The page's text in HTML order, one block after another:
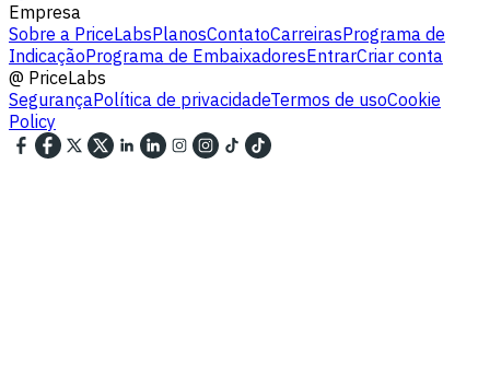
Empresa
Sobre a PriceLabsPlanosContatoCarreirasPrograma de
IndicaçãoPrograma de EmbaixadoresEntrarCriar conta
@ PriceLabs
SegurançaPolítica de privacidadeTermos de usoCookie
Policy